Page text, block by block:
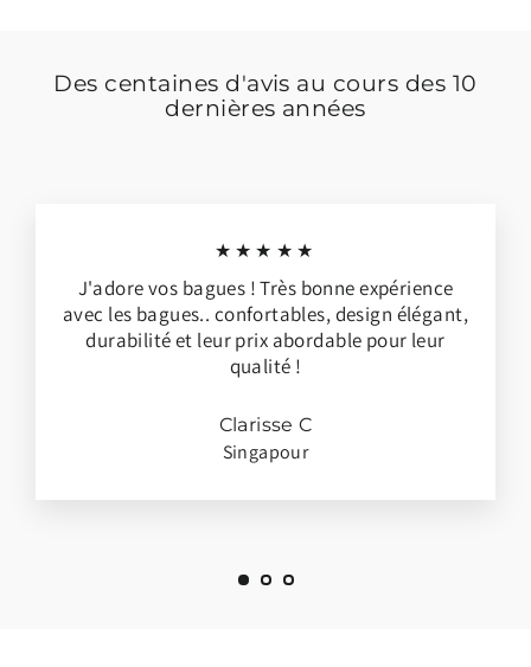
Des centaines d'avis au cours des 10
dernières années
★★★★★
J'adore vos bagues ! Très bonne expérience
avec les bagues.. confortables, design élégant,
durabilité et leur prix abordable pour leur
qualité !
Clarisse C
Singapour